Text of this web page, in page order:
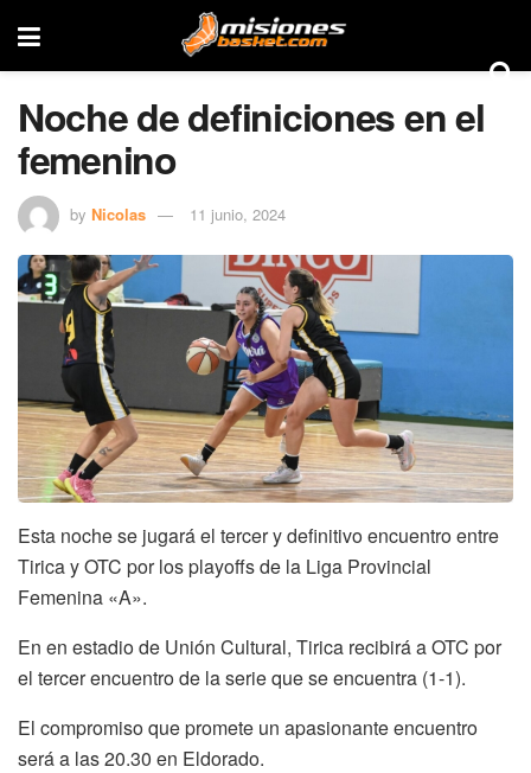
Noche de definiciones en el
femenino
by Nicolas 11 junio, 2024
Esta noche se jugará el tercer y definitivo encuentro entre
Tirica y OTC por los playoffs de la Liga Provincial
Femenina «A».
En en estadio de Unión Cultural, Tirica recibirá a OTC por
el tercer encuentro de la serie que se encuentra (1-1).
El compromiso que promete un apasionante encuentro
será a las 20.30 en Eldorado.